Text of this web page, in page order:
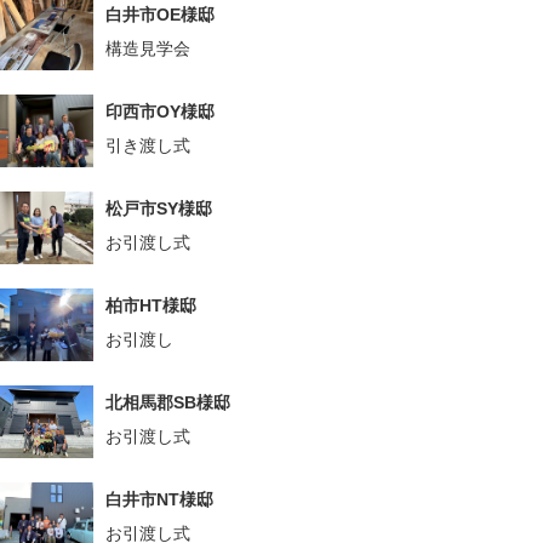
白井市OE様邸
構造見学会
印西市OY様邸
引き渡し式
松戸市SY様邸
お引渡し式
柏市HT様邸
お引渡し
北相馬郡SB様邸
お引渡し式
白井市NT様邸
お引渡し式